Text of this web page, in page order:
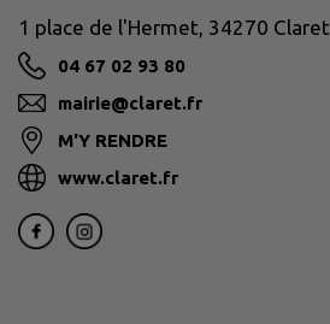
1 place de l'Hermet, 34270 Claret
04 67 02 93 80
mairie@claret.fr
M'Y RENDRE
www.claret.fr